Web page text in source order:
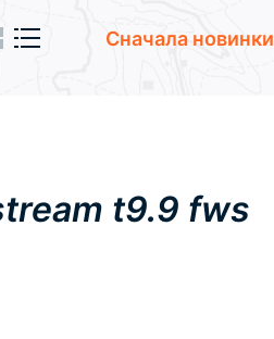
Сначала новинки
t9.9 fws